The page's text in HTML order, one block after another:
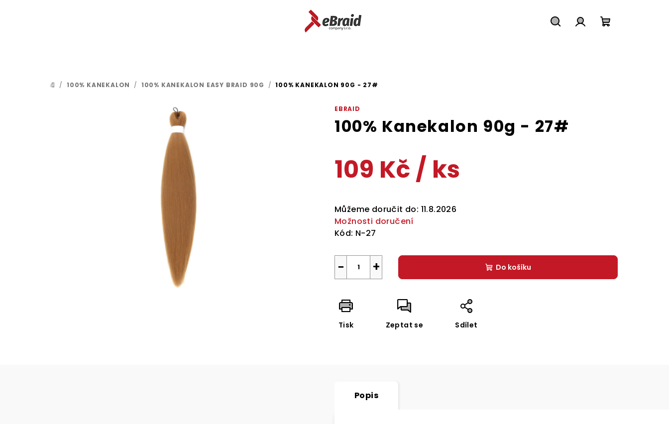
DOMŮ
/ 100% KANEKALON / 100% KANEKALON EASY BRAID 90G / 100% KANEKALON 90G - 27#
EBRAID
100% Kanekalon 90g - 27#
109 Kč / ks
cena:
Můžeme doručit do: 11.8.2026
Možnosti doručení
Kód: N-27
+
− Do košíku
Tisk Zeptat se Sdílet
Popis